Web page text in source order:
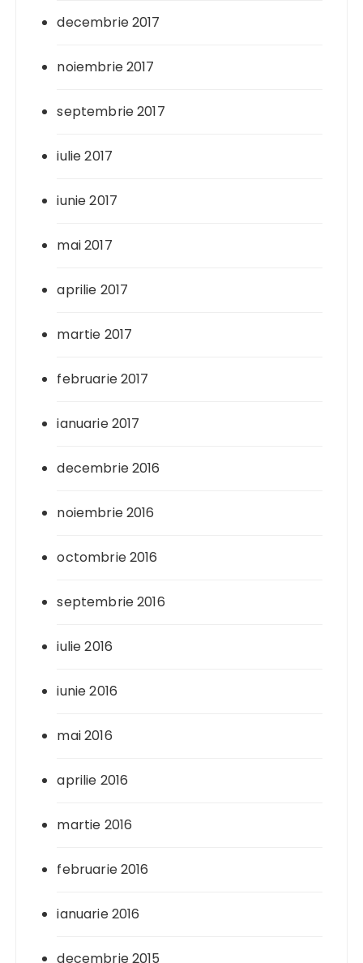
decembrie 2017
noiembrie 2017
septembrie 2017
iulie 2017
iunie 2017
mai 2017
aprilie 2017
martie 2017
februarie 2017
ianuarie 2017
decembrie 2016
noiembrie 2016
octombrie 2016
septembrie 2016
iulie 2016
iunie 2016
mai 2016
aprilie 2016
martie 2016
februarie 2016
ianuarie 2016
decembrie 2015